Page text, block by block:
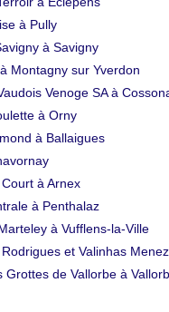
à Pully
à Savigny
Montagny sur Yverdon
Venoge SA à
à Orny
à Ballaigues
à Arnex
à Penthalaz
à Vufflens-la-Ville
et Valinhas
Grottes de Vallorbe à